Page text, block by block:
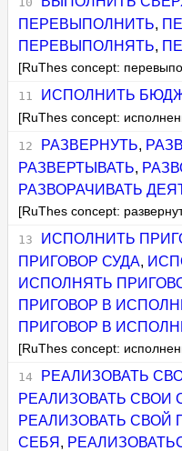
ПЕРЕВЫПОЛНИТЬ,
ПЕРЕВЫПОЛНЯТЬ,
[RuThes concept:
ИСПОЛНИТЬ
[RuThes concept:
РАЗВЕРНУТЬ,
РАЗВЕРТЫВАТЬ,
РАЗВОРАЧИВАТЬ
[RuThes concept:
ИСПОЛНИТЬ
ПРИГОВОР СУДА,
ИСПОЛНЯТЬ
ПРИГОВОР В
ПРИГОВОР В
[RuThes concept:
РЕАЛИЗОВАТЬ
РЕАЛИЗОВАТЬ СВОИ
РЕАЛИЗОВАТЬ СВОЙ
СЕБЯ ,